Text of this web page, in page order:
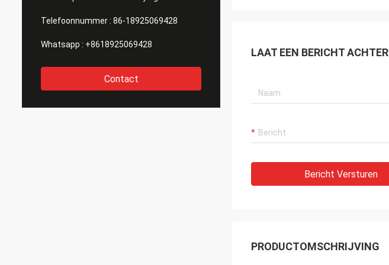
Telefoonnummer : 86-18925069428
Whatsapp : +8618925069428
Contact
LAAT EEN BERICHT ACHTER
Bericht Versturen
PRODUCTOMSCHRIJVING